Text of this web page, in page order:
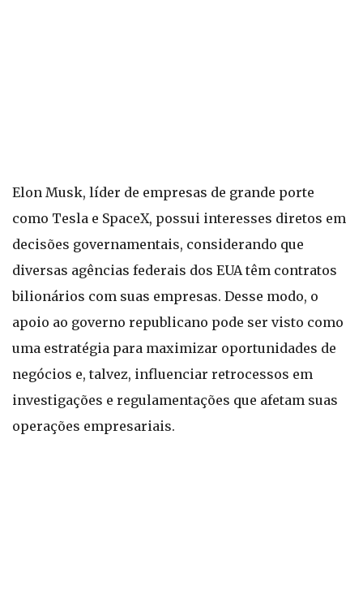
Elon Musk, líder de empresas de grande porte
como Tesla e SpaceX, possui interesses diretos em
decisões governamentais, considerando que
diversas agências federais dos EUA têm contratos
bilionários com suas empresas. Desse modo, o
apoio ao governo republicano pode ser visto como
uma estratégia para maximizar oportunidades de
negócios e, talvez, influenciar retrocessos em
investigações e regulamentações que afetam suas
operações empresariais.